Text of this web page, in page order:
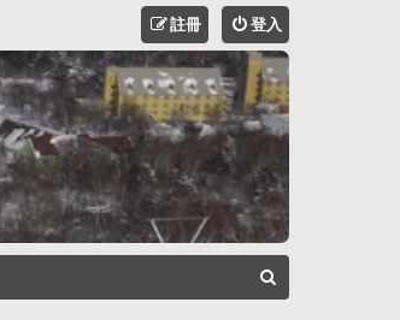
登入
註冊